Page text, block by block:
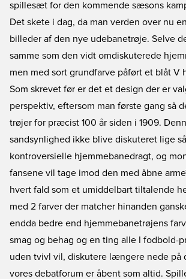
spillesæt for den kommende sæsons
Det skete i dag, da man verden over nu
billeder af den nye udebanetrøje. Selve
samme som den vidt omdiskuterede
men med sort grundfarve påført et blåt V
Som skrevet før er det et design der er
perspektiv, eftersom man første gang så
trøjer for præcist 100 år siden i 1909.
sandsynlighed ikke blive diskuteret lige
kontroversielle hjemmebanedragt, og
fansene vil tage imod den med åbne
hvert fald som et umiddelbart tiltalende
med 2 farver der matcher hinanden
endda bedre end hjemmebanetrøjens
smag og behag og en ting alle I fodbold-
uden tvivl vil, diskutere længere nede på
vores debatforum er åbent som altid.